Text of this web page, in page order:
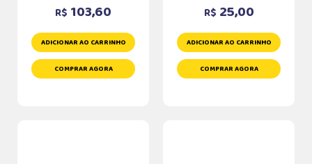
R$ 103,60
ADICIONAR AO CARRINHO
COMPRAR AGORA
R$ 25,00
ADICIONAR AO CARRINHO
COMPRAR AGORA